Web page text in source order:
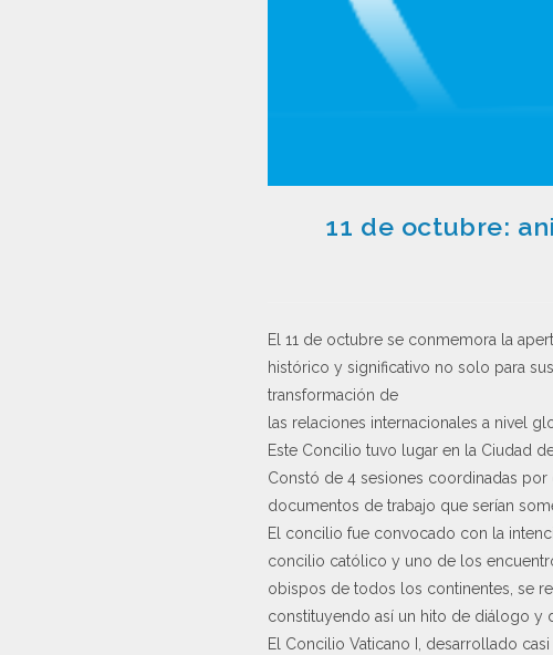
11 de octubre:
El 11 de octubre se conmemora la
histórico y significativo no solo para
transformación de
las relaciones internacionales a nivel
Este Concilio tuvo lugar en la Ciudad
Constó de 4 sesiones coordinadas
documentos de trabajo que serían
El concilio fue convocado con la
concilio católico y uno de los
obispos de todos los continentes, se
constituyendo así un hito de diálogo y
El Concilio Vaticano I, desarrollado